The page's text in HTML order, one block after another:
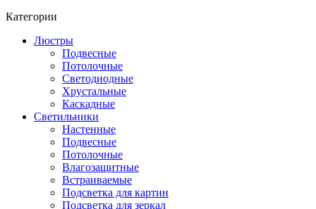
Категории
Люстры
Подвесные
Потолочные
Светодиодные
Хрустальные
Каскадные
Светильники
Настенные
Подвесные
Потолочные
Влагозащитные
Встраиваемые
Подсветка для картин
Подсветка для зеркал